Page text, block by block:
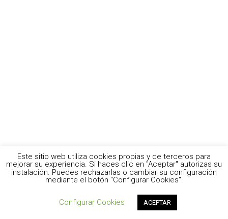
Este sitio web utiliza cookies propias y de terceros para
mejorar su experiencia. Si haces clic en "Aceptar" autorizas su
instalación. Puedes rechazarlas o cambiar su configuración
mediante el botón "Configurar Cookies".
Configurar Cookies ACEPTAR